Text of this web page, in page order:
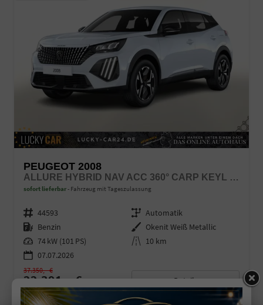
PEUGEOT 2008
ALLURE HYBRID NAV ACC 360° CARP KEYL BT SHZ
sofort lieferbar Fahrzeug mit Tageszulassung
Fahrzeugnr. 44593 Getriebe Automatik
Kraftstoff Benzin Außenfarbe Okenit Weiß Metallic
Leistung 74 kW (101 PS) Kilometerstand 10 km
07.07.2026
22.391,– €
incl. 19% MwSt.
37.350,– €
Details